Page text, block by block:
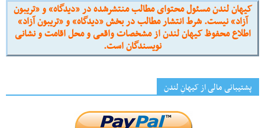
کیهان لندن مسئول محتوای مطالب منتشرشده در «دیدگاه» و «تریبون
آزاد» نیست. شرط انتشار مطالب در بخش «دیدگاه» و «تریبون آزاد»
اطلاع محفوظ کیهان لندن از مشخصات واقعی و محل اقامت و نشانی
نویسندگان است.
پشتیبانی مالی از کیهانِ لندن